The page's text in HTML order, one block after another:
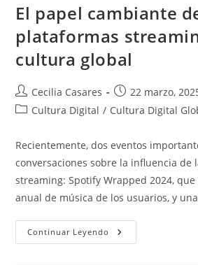
El papel cambiante
plataformas
cultura global
Autor
de
Cecilia Casares
Entrada
publicada:
22 marzo,
Categoría
entrada:
Cultura Digital / Cultura Digital
Recientemente, dos eventos
conversaciones sobre la influencia de
streaming: Spotify Wrapped 2024,
anual de música de los usuarios, y
Continuar Leyendo El
Papel